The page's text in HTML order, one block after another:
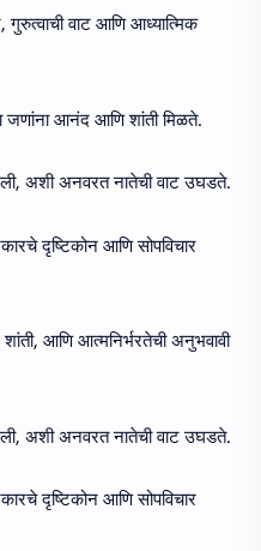
गुरुत्वाची वाट आणि आध्यात्मिक
जणांना आनंद आणि शांती मिळते.
अशी अनवरत नातेची वाट उघडते.
दृष्टिकोन आणि सोपविचार
आणि आत्मनिर्भरतेची अनुभवावी
अशी अनवरत नातेची वाट उघडते.
दृष्टिकोन आणि सोपविचार